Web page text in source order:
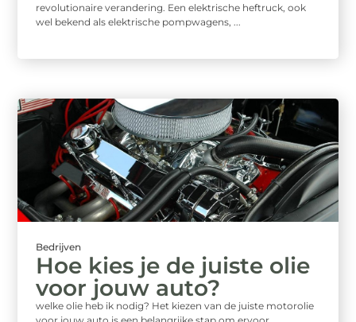
revolutionaire verandering. Een elektrische heftruck, ook
wel bekend als elektrische pompwagens, ...
Bedrijven
Hoe kies je de juiste olie
voor jouw auto?
welke olie heb ik nodig? Het kiezen van de juiste motorolie